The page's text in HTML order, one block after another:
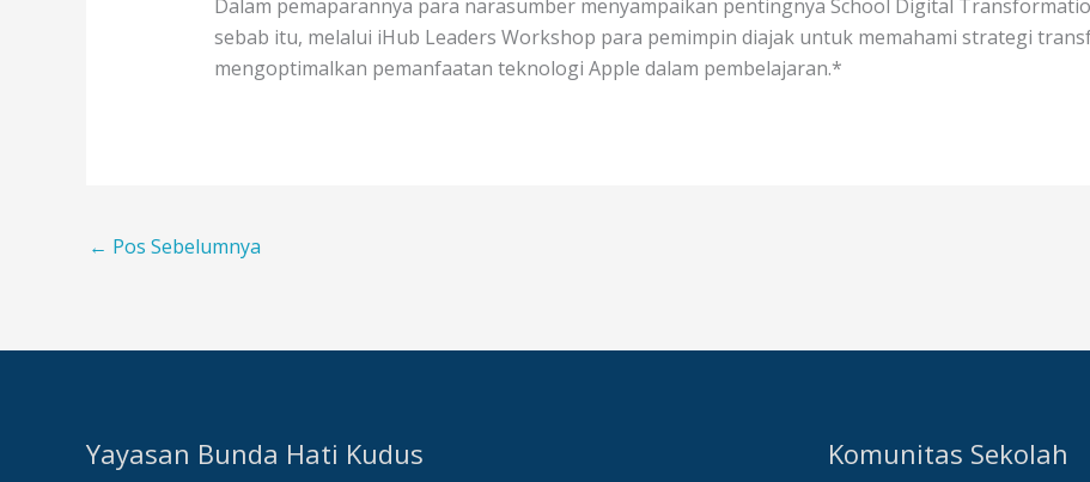
Dalam pemaparannya para narasumber menyampaikan pentingnya School Digital
sebab itu, melalui iHub Leaders Workshop para pemimpin diajak untuk memahami strategi
mengoptimalkan pemanfaatan teknologi Apple dalam pembelajaran.*
← Pos Sebelumnya
Yayasan Bunda Hati Kudus Komunitas Sekolah